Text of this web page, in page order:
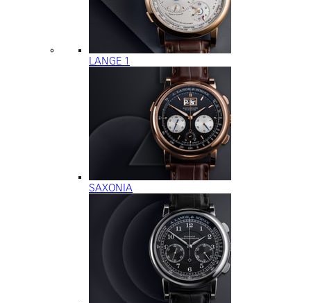
LANGE 1
SAXONIA